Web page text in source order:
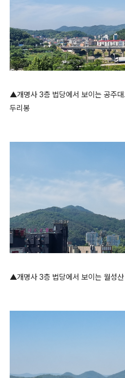
▲개명사 3층 법당에서 보이는 공주
두리봉
▲개명사 3층 법당에서 보이는 월성산